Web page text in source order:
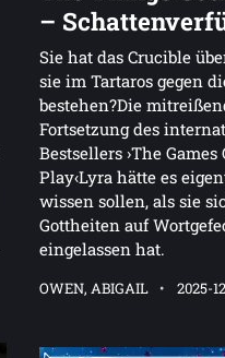
–
Sie hat das Crucible
sie im Tartaros gegen
bestehen?Die
Fortsetzung des
Bestsellers ›The Games
Play‹Lyra hätte es
wissen sollen, als sie
Gottheiten auf
eingelassen hat.
OWEN, ABIGAIL 2025-